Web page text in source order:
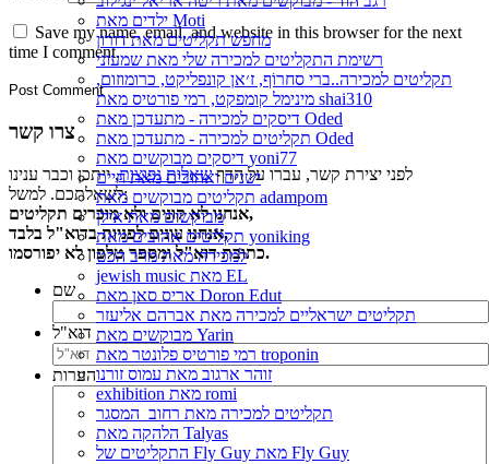
ילדים מאת Moti
מחפש תקליטים מאת דורון
רשימת התקליטים למכירה שלי מאת שמעוני
תקליטים למכירה..ברי סחרוֹף, ז׳אן קונפליקט, כרומוזום,
מינימל קומפקט, רמי פורטיס מאת shai310
דיסקים למכירה - מתעדכן מאת Oded
תקליטים למכירה - מתעדכן מאת Oded
דיסקים מבוקשים מאת yoni77
ישנים ואהובים מאת חיים
תקליטים מבוקשים מאת adampom
מבוקשים מאת אילן
תקליטים אהובים מאת yoniking
למכירה מאת מרב הכט
jewish music מאת EL
אריס סאן מאת Doron Edut
תקליטים ישראליים למכירה מאת אברהם אליעזר
מבוקשים מאת Yarin
רמי פורטיס פלונטר מאת troponin
זוהר ארגוב מאת עמוס זורנו
exhibition מאת romi
תקליטים למכירה מאת רחוב_המסגר
הלהקה מאת Talyas
התקליטים של Fly Guy מאת Fly Guy
Save my name, email, and website in this browser for the next
time I comment.
צרו קשר
לפני יצירת קשר, עברו על הדףשאלות נפוצות, ייתכן וכבר ענינו
לשאלתכם. למשל:
אנחנו לא קונים ולא מוכרים תקליטים,
אנחנו עונים לפניות בדוא"ל בלבד,
כתובת דוא"ל ומספר טלפון לא יפורסמו.
שם
דוא"ל
הערות